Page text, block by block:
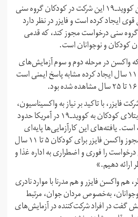
بنا بر اعلام فایزر، واکسن کووید‌ـ‌۱۹ این شرکت در کودکان گروه سنی
قوی ایجاد کرده است و فایزر در نظر دارد
سنی درخواست مجوز کند، که قدمی
کودکان و نوجوانان است.
که واکسن در مرحله دوم و سوم آزمایش‌های
بالینی در گروه سنی ۵ تا ۱۱ سال ایجاد کرده مشابه پاسخ ایمنی است
فایزر، با تاکید بر نیاز به واکسیناسیون،
گفت: «از ژوییه، موارد ابتلای کودکان به کووید‌ـ‌۱۹ در آمریکا حدود
است. یافته‌های این کارآزمایی‌ها پایه‌ای
محکم برای درخواست مجوز واکسن فایزر برای کودکان ۵ تا ۱۱ سال
را فوری و اضطراری به اداره غذا و
ارائه دهیم.»
هم واکسن فایزر و هم مدرنا با موارد نادری
به‌خصوص مردان جوان، مرتبط
گفت در افراد شرکت‌کننده در آزمایش‌های